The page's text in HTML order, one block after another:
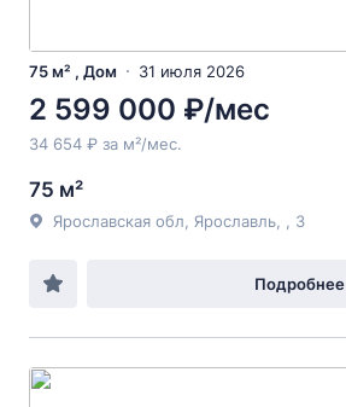
75 м² , Дом 31 июля 2026
2 599 000 ₽/мес
34 654 ₽ за м²/мес.
75 м²
Ярославская обл, Ярославль, , 3
Подробнее